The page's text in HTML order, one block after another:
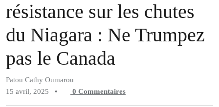
résistance sur les chutes
du Niagara : Ne Trumpez
pas le Canada
Patou Cathy Oumarou
15 avril, 2025
• 0 Commentaires